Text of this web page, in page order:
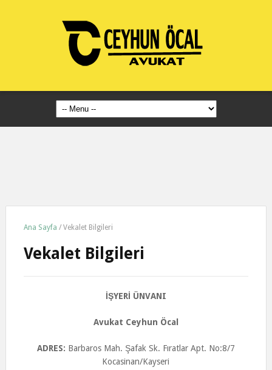
Ana Sayfa / Vekalet Bilgileri
Vekalet Bilgileri
İŞYERİ ÜNVANI
Avukat Ceyhun Öcal
ADRES: Barbaros Mah. Şafak Sk. Fıratlar Apt. No:8/7
Kocasinan/Kayseri